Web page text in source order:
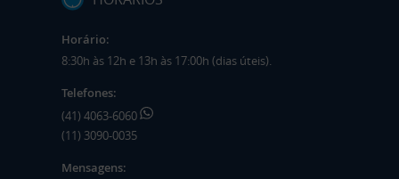
Horário:
8:30h às 12h e 13h às 17:00h (dias úteis).
Telefones:
(41) 4063-6060
(11) 3090-0035
Mensagens: